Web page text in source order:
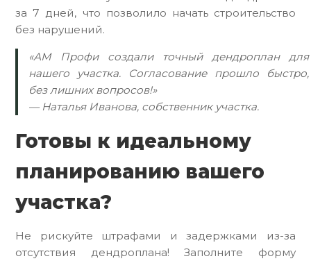
за 7 дней, что позволило начать строительство
без нарушений.
«АМ Профи создали точный дендроплан для
нашего участка. Согласование прошло быстро,
без лишних вопросов!»
— Наталья Иванова, собственник участка.
Готовы к идеальному
планированию вашего
участка?
Не рискуйте штрафами и задержками из-за
отсутствия дендроплана! Заполните форму